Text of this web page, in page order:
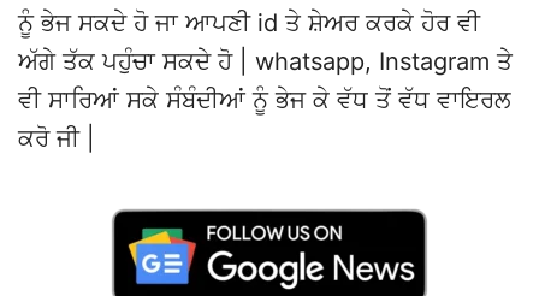
ਨੂੰ ਭੇਜ ਸਕਦੇ ਹੋ ਜਾ ਆਪਣੀ id ਤੇ ਸ਼ੇਅਰ ਕਰਕੇ ਹੋਰ ਵੀ
ਅੱਗੇ ਤੱਕ ਪਹੁੰਚਾ ਸਕਦੇ ਹੋ | whatsapp, Instagram ਤੇ
ਵੀ ਸਾਰਿਆਂ ਸਕੇ ਸੰਬੰਦੀਆਂ ਨੂੰ ਭੇਜ ਕੇ ਵੱਧ ਤੋਂ ਵੱਧ ਵਾਇਰਲ
ਕਰੋ ਜੀ |